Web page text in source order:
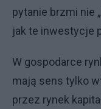
pytanie brzmi nie
jak te inwestycje
W gospodarce
mają sens tylko
przez rynek